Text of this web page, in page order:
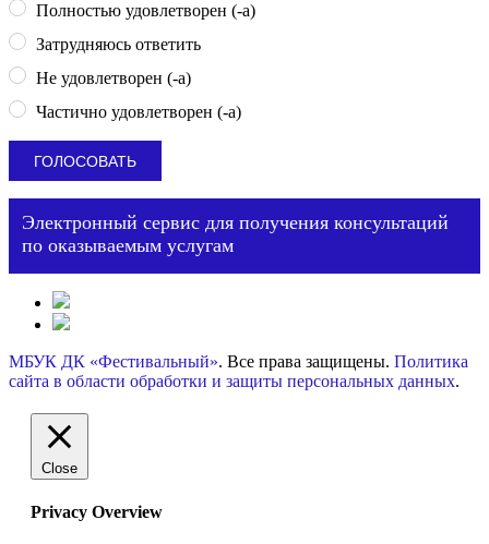
Полностью удовлетворен (-а)
Затрудняюсь ответить
Не удовлетворен (-а)
Частично удовлетворен (-а)
Электронный сервис для получения консультаций
по оказываемым услугам
МБУК ДК «Фестивальный». Все права защищены. Политика
сайта в области обработки и защиты персональных данных.
Close
Privacy Overview